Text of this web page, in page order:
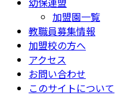
加盟園一覧
教職員募集情報
加盟校の方へ
アクセス
お問い合わせ
このサイトについて